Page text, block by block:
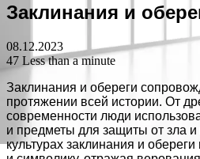
Заклинания и
08.12.2023
47 Less than a minute
Заклинания и обереги
протяжении всей истории. От
современности люди
и предметы для защиты от зла
культурах заклинания и